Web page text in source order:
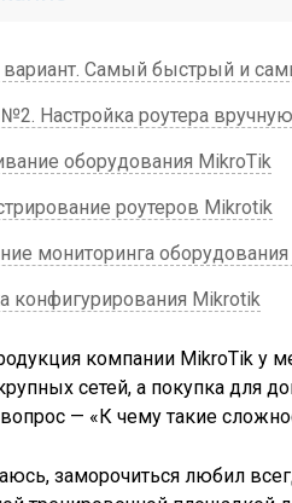
Самый быстрый и
Настройка роутера вручную
оборудования MikroTik
роутеров Mikrotik
мониторинга оборудования
конфигурирования Mikrotik
компании MikroTik у
сетей, а покупка для
— «К чему такие
заморочиться любил